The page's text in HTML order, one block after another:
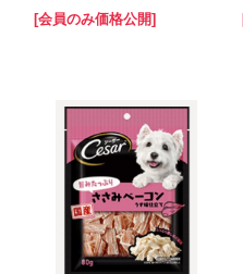
[会員のみ価格公開]